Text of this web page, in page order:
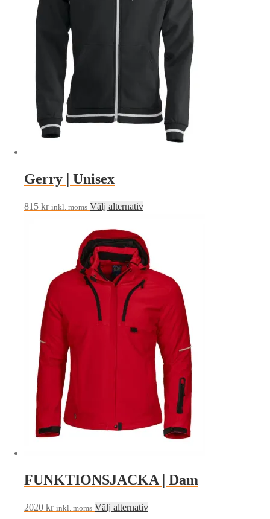
olika
alternativen
kan
väljas
produktsidan
Gerry | Unisex
815 kr inkl. moms Välj alternativDen
har
flera
varianter.
olika
alternativen
kan
väljas
produktsidan
FUNKTIONSJACKA | Dam
2020 kr inkl. moms Välj alternativDen